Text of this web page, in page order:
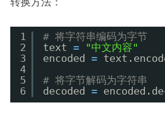
1
2
3
4
5
6
# 将字符串编码为字节
text =
"中文内容"
encoded =
# 将字节解码为字符串
decoded =